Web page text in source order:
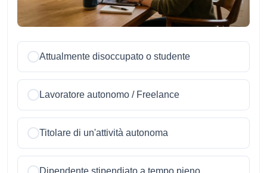
Attualmente disoccupato o studente
Lavoratore autonomo / Freelance
Titolare di un'attività autonoma
Dipendente stipendiato a tempo pieno